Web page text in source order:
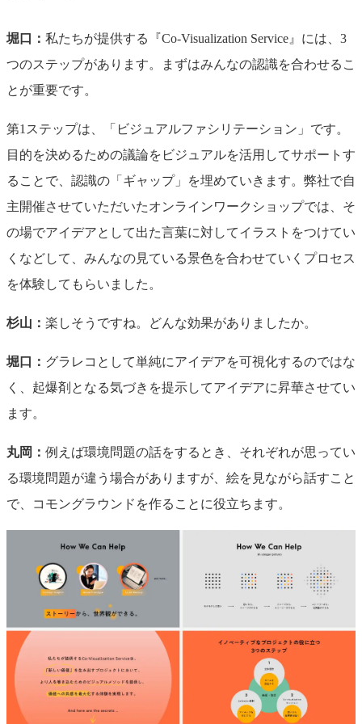
堀口： 私たちが提供する『Co-Visualization Service』には、3
つのステップがあります。まずはみんなの認識を合わせるこ
とが重要です。
第1ステップは、「ビジュアルファシリテーション」です。
目的を決めるための議論をビジュアルを活用してサポートす
ることで、認識の「ギャップ」を埋めていきます。弊社で自
主開催させていただいたオンラインワークショップでは、そ
の場でアイデアとして出た言葉に対してイラストをつけてい
くなどして、みんなの見ている景色を合わせていくプロセス
を体験してもらいました。
杉山： 楽しそうですね。どんな効果がありましたか。
堀口： グラレコとして単純にアイデアを可視化するのではな
く、起爆剤となる気づきを提示してアイデアに昇華させてい
ます。
丸岡： 例えば環境問題の話をするとき、それぞれが思ってい
る環境問題が違う場合がありますが、絵を見ながら話すこと
で、コモングラウンドを作ることに役立ちます。